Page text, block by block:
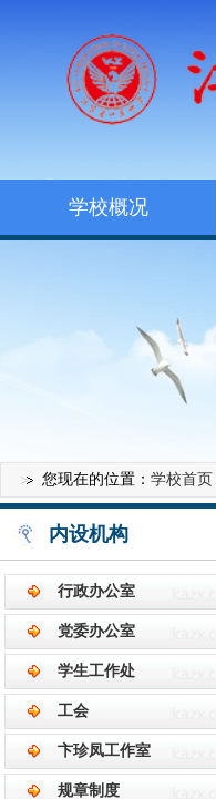
学校概况
您现在的位置： 学校首页
内设机构
行政办公室
党委办公室
学生工作处
工会
卞珍凤工作室
规章制度